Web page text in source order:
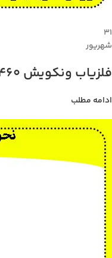
۳۱
شهریور
فلزیاب ونکویش 460
ادامه مطلب